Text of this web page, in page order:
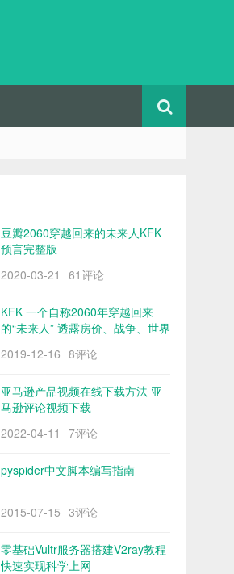
豆瓣2060穿越回来的未来人KFK
预言完整版
2020-03-21
61评论
KFK 一个自称2060年穿越回来
的“未来人” 透露房价、战争、世界
2019-12-16 8评论
亚马逊产品视频在线下载方法 亚
马逊评论视频下载
2022-04-11
7评论
pyspider中文脚本编写指南
2015-07-15 3评论
零基础Vultr服务器搭建V2ray教程
快速实现科学上网